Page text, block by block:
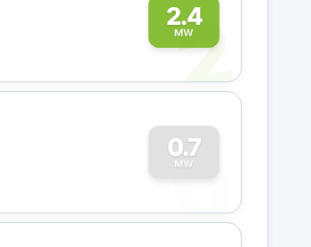
2.4
MW
2
0.7
MW
0